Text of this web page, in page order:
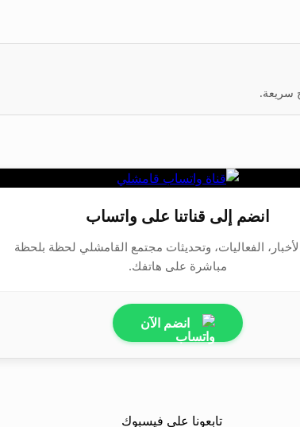
سريعة.
انضم إلى قناتنا على واتساب
الفعاليات، وتحديثات مجتمع القامشلي لحظة بلحظة
مباشرة على هاتفك.
انضم الآن